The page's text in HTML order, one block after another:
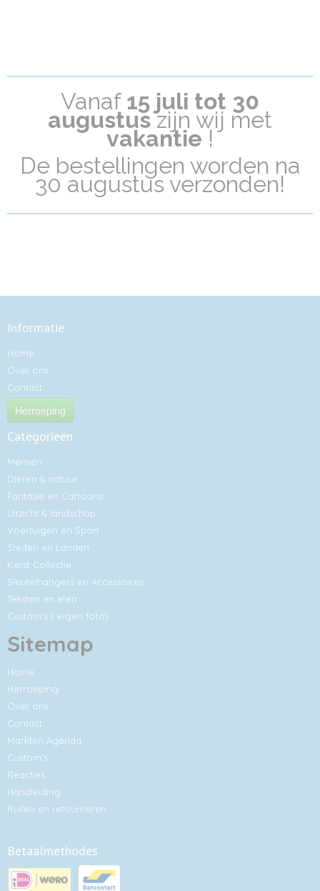
Vanaf15 juli tot 30
augustuszijn wij met
vakantie !
De bestellingen worden na
30 augustus verzonden!
Informatie
Home
Over ons
Contact
Herroeping
Categorieën
Mensen
Dieren & natuur
Fantasie en Cartoons
Uitzicht & landschap
Voertuigen en Sport
Steden en Landen
Kerst Collectie
Sleutelhangers en Accessoires
Teksten en eten
Custom's ( eigen foto)
Sitemap
Home
Herroeping
Over ons
Contact
Markten Agenda
Custom's
Reacties
Handleiding
Ruilen en retourneren
Betaalmethodes